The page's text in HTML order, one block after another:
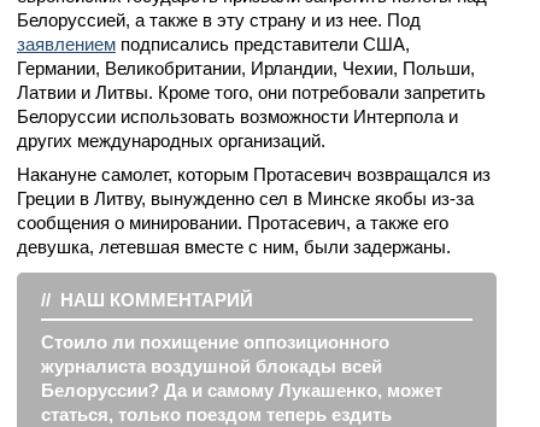
Белоруссией, а также в эту страну и из нее. Под
заявлением подписались представители США,
Германии, Великобритании, Ирландии, Чехии, Польши,
Латвии и Литвы. Кроме того, они потребовали запретить
Белоруссии использовать возможности Интерпола и
других международных организаций.
Накануне самолет, которым Протасевич возвращался из
Греции в Литву, вынужденно сел в Минске якобы из-за
сообщения о минировании. Протасевич, а также его
девушка, летевшая вместе с ним, были задержаны.
// НАШ КОММЕНТАРИЙ
Стоило ли похищение оппозиционного
журналиста воздушной блокады всей
Белоруссии? Да и самому Лукашенко, может
статься, только поездом теперь ездить